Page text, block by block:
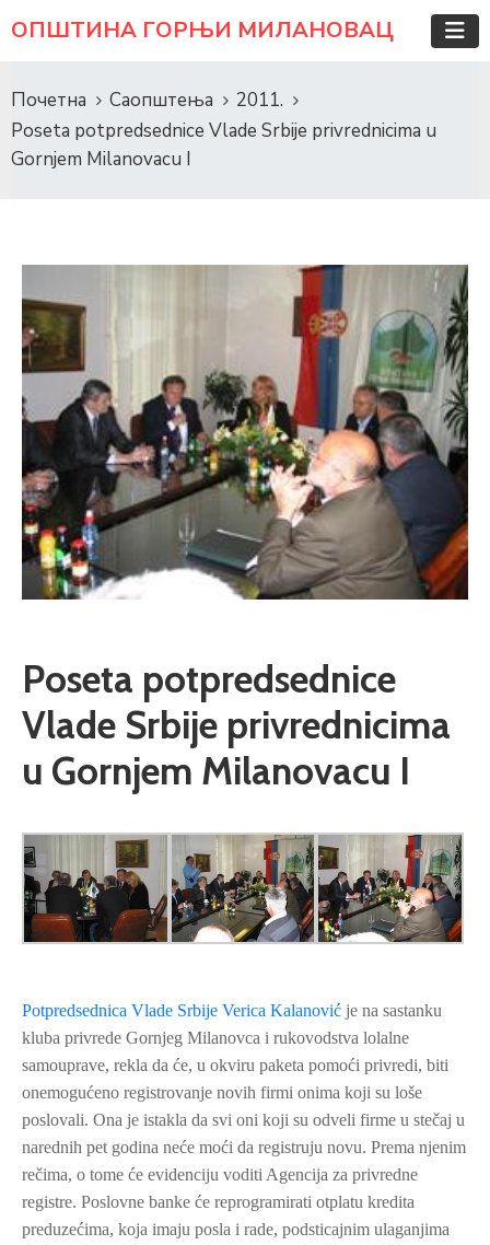
ОПШТИНА ГОРЊИ МИЛАНОВАЦ
Почетна Саопштења
2011.
Poseta potpredsednice Vlade Srbije privrednicima u
Gornjem Milanovacu I
Poseta potpredsednice
Vlade Srbije privrednicima
u Gornjem Milanovacu I
Potpredsednica Vlade Srbije Verica Kalanović je na sastanku
kluba privrede Gornjeg Milanovca i rukovodstva lolalne
samouprave, rekla da će, u okviru paketa pomoći privredi, biti
onemogućeno registrovanje novih firmi onima koji su loše
poslovali. Ona je istakla da svi oni koji su odveli firme u stečaj u
narednih pet godina neće moći da registruju novu. Prema njenim
rečima, o tome će evidenciju voditi Agencija za privredne
registre. Poslovne banke će reprogramirati otplatu kredita
preduzećima, koja imaju posla i rade, podsticajnim ulaganjima